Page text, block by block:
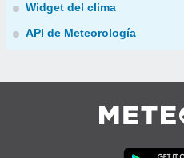
Widget del clima
API de Meteorología